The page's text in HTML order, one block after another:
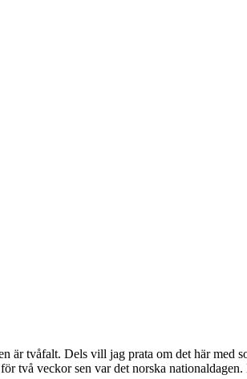
är tvåfalt. Dels vill jag prata om det här med
två veckor sen var det norska